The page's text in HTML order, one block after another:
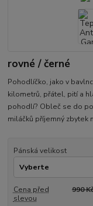
rovné / černé
Pohodlíčko, jako v
kilometrů, přátel, pití a
pohodlí? Obleč se do
miláčků příjemný zbytek
Pánská velikost
Cena před
slevou
990